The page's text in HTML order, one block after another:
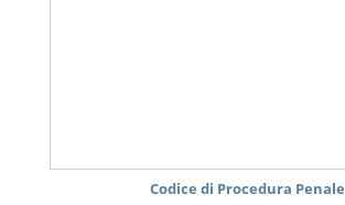
Codice di Procedura Penale